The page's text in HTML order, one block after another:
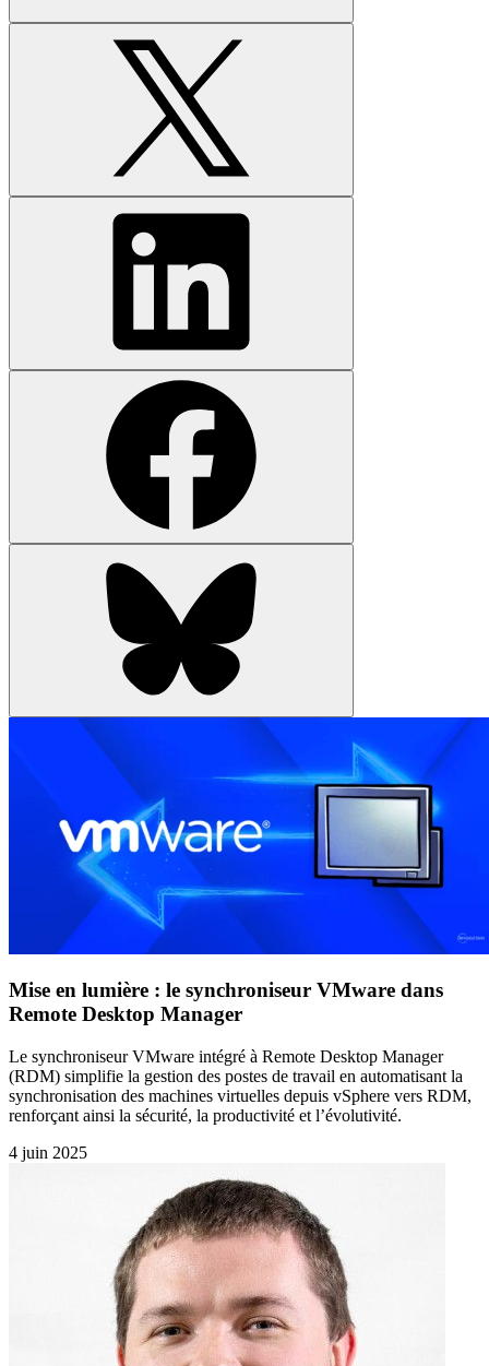
Mise en lumière : le synchroniseur VMware dans
Remote Desktop Manager
Le synchroniseur VMware intégré à Remote Desktop Manager
(RDM) simplifie la gestion des postes de travail en automatisant la
synchronisation des machines virtuelles depuis vSphere vers RDM,
renforçant ainsi la sécurité, la productivité et l’évolutivité.
4 juin 2025